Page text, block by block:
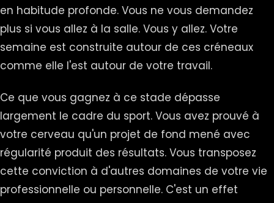
en habitude profonde. Vous ne vous demandez
plus si vous allez à la salle. Vous y allez. Votre
semaine est construite autour de ces créneaux
comme elle l'est autour de votre travail.
Ce que vous gagnez à ce stade dépasse
largement le cadre du sport. Vous avez prouvé à
votre cerveau qu'un projet de fond mené avec
régularité produit des résultats. Vous transposez
cette conviction à d'autres domaines de votre vie
professionnelle ou personnelle. C'est un effet